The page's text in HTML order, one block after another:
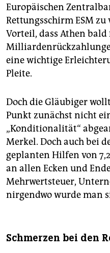
Europäischen
Rettungsschirm ESM
Vorteil, dass Athen
eine wichtige
Pleite.
Doch die Gläubiger
Punkt zunächst nicht
„Konditionalität“
Merkel. Doch auch bei
geplanten Hilfen von
an allen Ecken und
Mehrwertsteuer,
nirgendwo wurde man
Schmerzen bei den